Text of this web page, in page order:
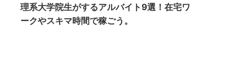
理系大学院生がするアルバイト9選！在宅ワ
ークやスキマ時間で稼ごう。